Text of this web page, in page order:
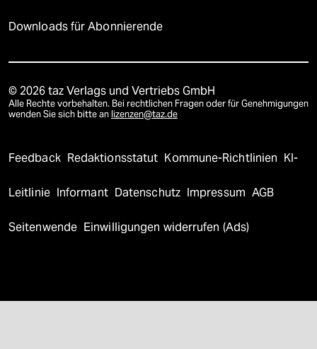
Downloads für Abonnierende
© 2026 taz Verlags und Vertriebs GmbH
Alle Rechte vorbehalten. Bei rechtlichen Fragen oder für Genehmigungen
wenden Sie sich bitte an lizenzen@taz.de
Feedback Redaktionsstatut Kommune-Richtlinien KI-
Leitlinie Informant Datenschutz Impressum AGB
Seitenwende Einwilligungen widerrufen (Ads)